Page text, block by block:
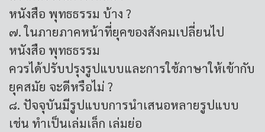
หนังสือ พุทธธรรม บ้าง ?
๗. ในภายภาคหน้าที่ยุคของสังคมเปลี่ยนไป
หนังสือ พุทธธรรม
ควรได้ปรับปรุงรูปแบบและการใช้ภาษาให้เข้ากับ
ยุคสมัย จะดีหรือไม่ ?
๘. ปัจจุบันมีรูปแบบการนำเสนอหลายรูปแบบ
เช่น ทำเป็นเล่มเล็ก เล่มย่อ